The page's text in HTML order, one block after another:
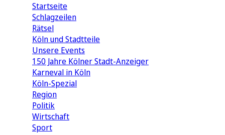
Startseite
Schlagzeilen
Rätsel
Köln und Stadtteile
Unsere Events
150 Jahre Kölner Stadt-Anzeiger
Karneval in Köln
Köln-Spezial
Region
Politik
Wirtschaft
Sport